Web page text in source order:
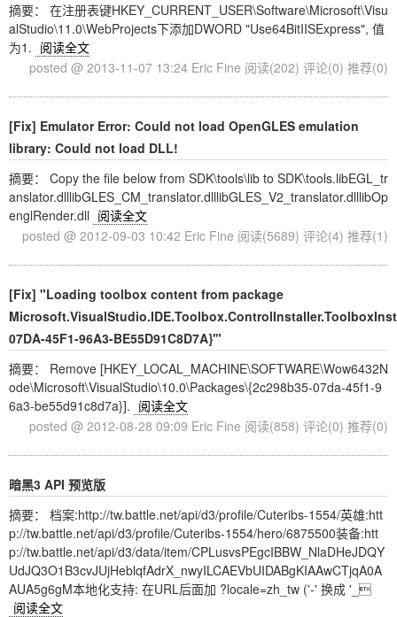
摘要： 在注册表键HKEY_CURRENT_USER\Software\Microsoft\Visu
alStudio\11.0\WebProjects下添加DWORD "Use64BitIISExpress", 值
为1. 阅读全文
posted @ 2013-11-07 13:24 Eric Fine 阅读(202) 评论(0) 推荐(0)
[Fix] Emulator Error: Could not load OpenGLES emulation
library: Could not load DLL!
摘要： Copy the file below from SDK\tools\lib to SDK\tools.libEGL_tr
anslator.dlllibGLES_CM_translator.dlllibGLES_V2_translator.dlllibOp
englRender.dll 阅读全文
posted @ 2012-09-03 10:42 Eric Fine 阅读(5689) 评论(4) 推荐(1)
[Fix] "Loading toolbox content from package
07DA-45F1-96A3-BE55D91C8D7A}'"
摘要： Remove [HKEY_LOCAL_MACHINE\SOFTWARE\Wow6432N
ode\Microsoft\VisualStudio\10.0\Packages\{2c298b35-07da-45f1-9
6a3-be55d91c8d7a}]. 阅读全文
posted @ 2012-08-28 09:09 Eric Fine 阅读(858) 评论(0) 推荐(0)
暗黑3 API 预览版
摘要： 档案:http://tw.battle.net/api/d3/profile/Cuteribs-1554/英雄:htt
p://tw.battle.net/api/d3/profile/Cuteribs-1554/hero/6875500装备:htt
p://tw.battle.net/api/d3/data/item/CPLusvsPEgcIBBW_NlaDHeJDQY
UdJQ3O1B3cvJUjHeblqfAdrX_nwyILCAEVbUIDABgKIAAwCTjqA0A
AUA5g6gM本地化支持: 在URL后面加 ?locale=zh_tw ('-' 换成 '_
阅读全文